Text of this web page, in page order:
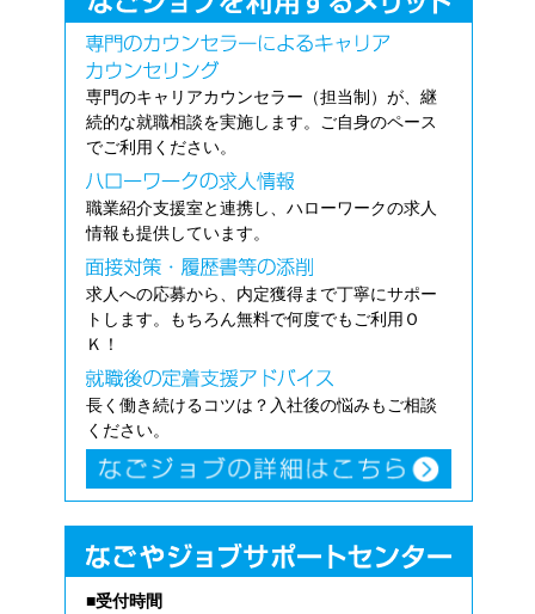
専門のキャリアカウンセラー（担当制）が、継
続的な就職相談を実施します。ご自身のペース
でご利用ください。
職業紹介支援室と連携し、ハローワークの求人
情報も提供しています。
求人への応募から、内定獲得まで丁寧にサポー
トします。もちろん無料で何度でもご利用Ｏ
Ｋ！
長く働き続けるコツは？入社後の悩みもご相談
ください。
■受付時間